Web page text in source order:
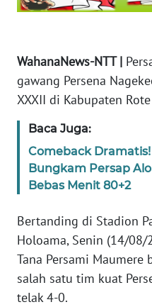
WahanaNews-NTT |
gawang Persena
XXXII di Kabupaten
Baca Juga:
Comeback
Bungkam Persap
Bebas Menit 80+2
Bertanding di Stadion
Holoama, Senin (14/08/
Tana Persami
salah satu tim kuat
telak 4-0.
WN
WN
BANTEN
NTT
WN
KEPRI
WN
PAPUA
WN
PAPUA
BARAT